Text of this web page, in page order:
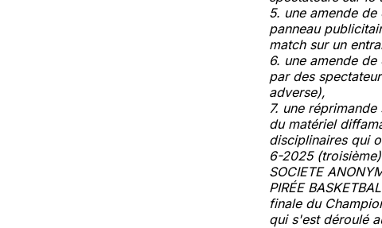
5. une amende
panneau
match sur un
6. une amende
par des
adverse),
7. une
du matériel
disciplinaires qui
6-2025 (troisième)
SOCIETE
PIRÉE
finale du
qui s'est déroulé